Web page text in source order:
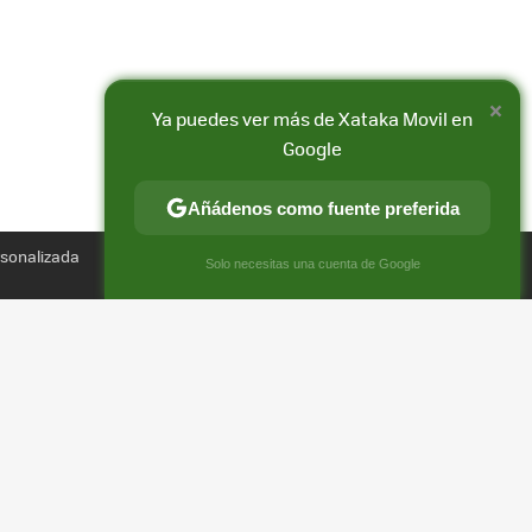
Compartir
FACEBOOK
X
E-
×
Ya puedes ver más de Xataka Movil en
Google
Añádenos como fuente preferida
Solo necesitas una cuenta de Google